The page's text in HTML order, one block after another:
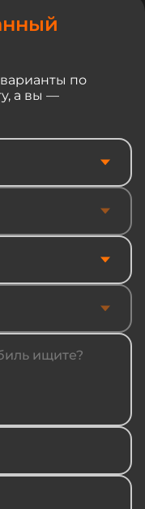
по
а вы —